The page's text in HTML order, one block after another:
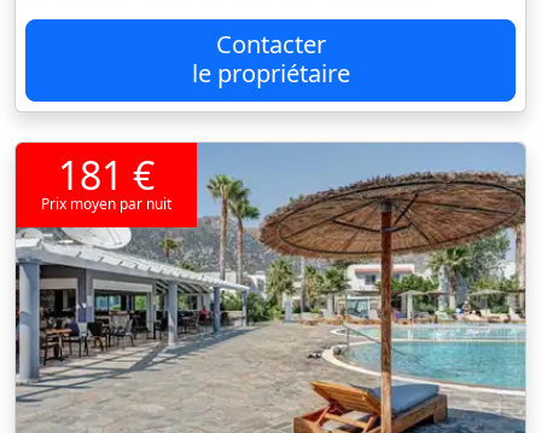
Contacter
le propriétaire
181 €
Prix moyen par nuit